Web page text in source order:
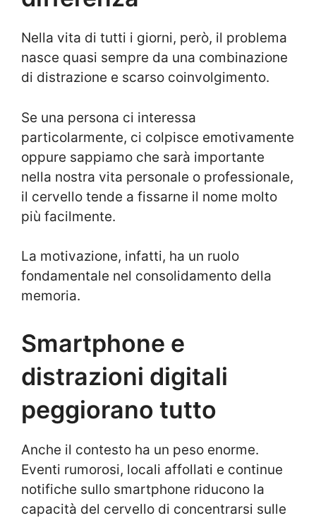
Nella vita di tutti i giorni, però, il problema
nasce quasi sempre da una combinazione
di distrazione e scarso coinvolgimento.
Se una persona ci interessa
particolarmente, ci colpisce emotivamente
oppure sappiamo che sarà importante
nella nostra vita personale o professionale,
il cervello tende a fissarne il nome molto
più facilmente.
La motivazione, infatti, ha un ruolo
fondamentale nel consolidamento della
memoria.
Smartphone e
distrazioni digitali
peggiorano tutto
Anche il contesto ha un peso enorme.
Eventi rumorosi, locali affollati e continue
notifiche sullo smartphone riducono la
capacità del cervello di concentrarsi sulle